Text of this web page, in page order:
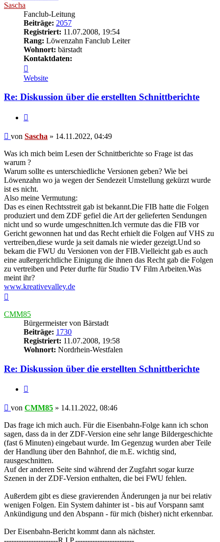
Sascha
Fanclub-Leitung
Beiträge: 2057
Registriert: 11.07.2008, 19:54
Rang: Löwenzahn Fanclub Leiter
Wohnort: bärstadt
Kontaktdaten:
von
Sascha
Website
Re: Diskussion über die erstellten Schnittberichte
Beitrag
von Sascha » 14.11.2022, 04:49
Was ich mich beim Lesen der Schnittberichte so Frage ist das
warum ?
Warum sollte es unterschiedliche Versionen geben? Wie bei
Löwenzahn wo ja wegen der Sendezeit Umstellung gekürzt wurde
ist es nicht.
Also meine Vermutung:
Das es einen Rechtsstreit gab ist bekannt.Die FIB hatte die Folgen
produziert und dem ZDF gefiel die Art der gelieferten Sendungen
nicht und so wurde umgeschnitten.Ich vermute das die FIB vor
Gericht gewonnen hat und das Recht erhielt die Folgen auf VHS zu
vertreiben,diese wurde ja seit damals nie wieder gezeigt.Und so
bekam die FWU du Versionen von der FIB.Vielleicht gab es auch
eine außergerichtliche Einigung die ihnen das Recht gab die Folgen
zu vertreiben und Peter durfte für Studio TV Film Arbeiten.Was
meint ihr?
www.kreativevalley.de
CMM85
Bürgermeister von Bärstadt
Beiträge: 1730
Registriert: 11.07.2008, 19:58
Wohnort: Nordrhein-Westfalen
Re: Diskussion über die erstellten Schnittberichte
Beitrag
von CMM85 » 14.11.2022, 08:46
Das frage ich mich auch. Für die Eisenbahn-Folge kann ich schon
sagen, dass da in der ZDF-Version eine sehr lange Bildergeschichte
(fast 6 Minuten) eingebaut wurde. Im Gegenzug wurden aber Teile
der Handlung über den Bahnhof, die m.E. wichtig sind,
rausgeschnitten.
Auf der anderen Seite sind während der Zugfahrt sogar kurze
Szenen in der ZDF-Version enthalten, die bei FWU fehlen.
Außerdem gibt es diese gravierenden Änderungen ja nur bei relativ
wenigen Folgen. Ein System dahinter ist - bis auf Vorspann samt
Ankündigung und den Abspann - für mich (bisher) nicht erkennbar.
Der Eisenbahn-Bericht kommt dann als nächster.